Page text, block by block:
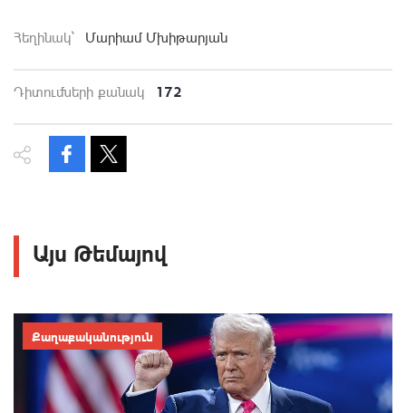
Հեղինակ` Մարիամ Մխիթարյան
Դիտումների քանակ 172
Այս Թեմայով
Քաղաքականություն